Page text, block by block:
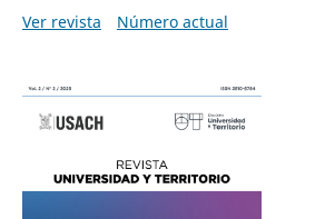
Ver revista
Número actual